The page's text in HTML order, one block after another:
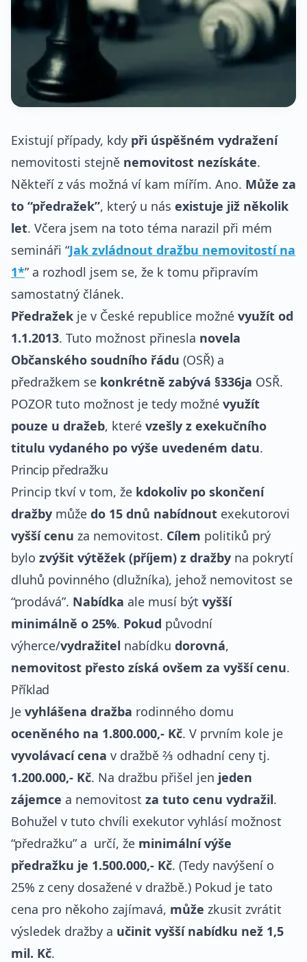
Existují případy, kdy při úspěšném vydražení
nemovitosti stejně nemovitost nezískáte.
Někteří z vás možná ví kam mířím. Ano. Může za
to “předražek”, který u nás existuje již několik
let. Včera jsem na toto téma narazil při mém
semináři “Jak zvládnout dražbu nemovitostí na
1*” a rozhodl jsem se, že k tomu připravím
samostatný článek.
Předražek je v České republice možné využít od
1.1.2013. Tuto možnost přinesla novela
Občanského soudního řádu (OSŘ) a
předražkem se konkrétně zabývá §336ja OSŘ.
POZOR tuto možnost je tedy možné využít
pouze u dražeb, které vzešly z exekučního
titulu vydaného po výše uvedeném datu.
Princip předražku
Princip tkví v tom, že kdokoliv po skončení
dražby může do 15 dnů nabídnout exekutorovi
vyšší cenu za nemovitost. Cílem politiků prý
bylo zvýšit výtěžek (příjem) z dražby na pokrytí
dluhů povinného (dlužníka), jehož nemovitost se
“prodává”. Nabídka ale musí být vyšší
minimálně o 25%. Pokud původní
výherce/vydražitel nabídku dorovná,
nemovitost přesto získá ovšem za vyšší cenu.
Příklad
Je vyhlášena dražba rodinného domu
oceněného na 1.800.000,- Kč. V prvním kole je
vyvolávací cena v dražbě ⅔ odhadní ceny tj.
1.200.000,- Kč. Na dražbu přišel jen jeden
zájemce a nemovitost za tuto cenu vydražil.
Bohužel v tuto chvíli exekutor vyhlásí možnost
“předražku” a určí, že minimální výše
předražku je 1.500.000,- Kč. (Tedy navýšení o
25% z ceny dosažené v dražbě.) Pokud je tato
cena pro někoho zajímavá, může zkusit zvrátit
výsledek dražby a učinit vyšší nabídku než 1,5
mil. Kč.